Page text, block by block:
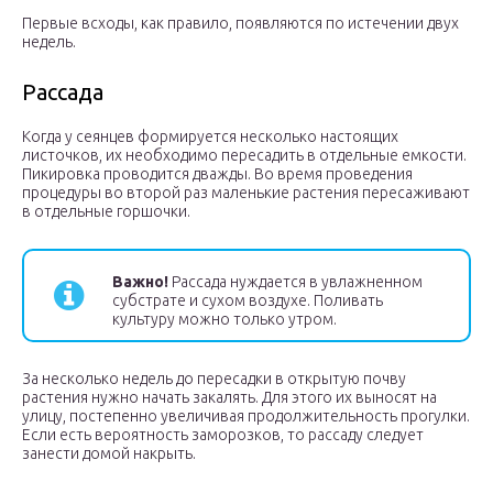
Первые всходы, как правило, появляются по истечении двух
недель.
Рассада
Когда у сеянцев формируется несколько настоящих
листочков, их необходимо пересадить в отдельные емкости.
Пикировка проводится дважды. Во время проведения
процедуры во второй раз маленькие растения пересаживают
в отдельные горшочки.
Важно! Рассада нуждается в увлажненном
субстрате и сухом воздухе. Поливать
культуру можно только утром.
За несколько недель до пересадки в открытую почву
растения нужно начать закалять. Для этого их выносят на
улицу, постепенно увеличивая продолжительность прогулки.
Если есть вероятность заморозков, то рассаду следует
занести домой накрыть.